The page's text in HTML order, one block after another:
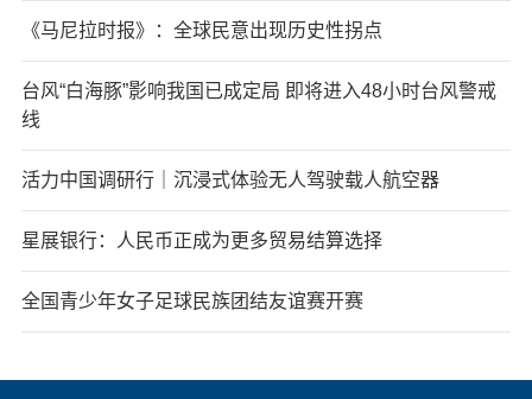
《马尼拉时报》：全球民意出现历史性拐点
台风“白海豚”影响我国已成定局 即将进入48小时台风警戒
线
活力中国调研行｜沉浸式体验无人驾驶载人航空器
星展银行：人民币正成为更多贸易结算选择
全国青少年女子足球民族团结友谊赛开赛